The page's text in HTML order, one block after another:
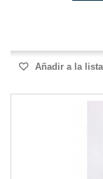
Añadir a la